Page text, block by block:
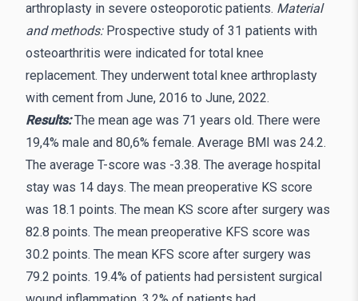
arthroplasty in severe osteoporotic patients. Material
and methods:Prospective study of 31 patients with
osteoarthritis were indicated for total knee
replacement. They underwent total knee arthroplasty
with cement from June, 2016 to June, 2022.
Results: The mean age was 71 years old. There were
19,4% male and 80,6% female. Average BMI was 24.2.
The average T-score was -3.38. The average hospital
stay was 14 days. The mean preoperative KS score
was 18.1 points. The mean KS score after surgery was
82.8 points. The mean preoperative KFS score was
30.2 points. The mean KFS score after surgery was
79.2 points. 19.4% of patients had persistent surgical